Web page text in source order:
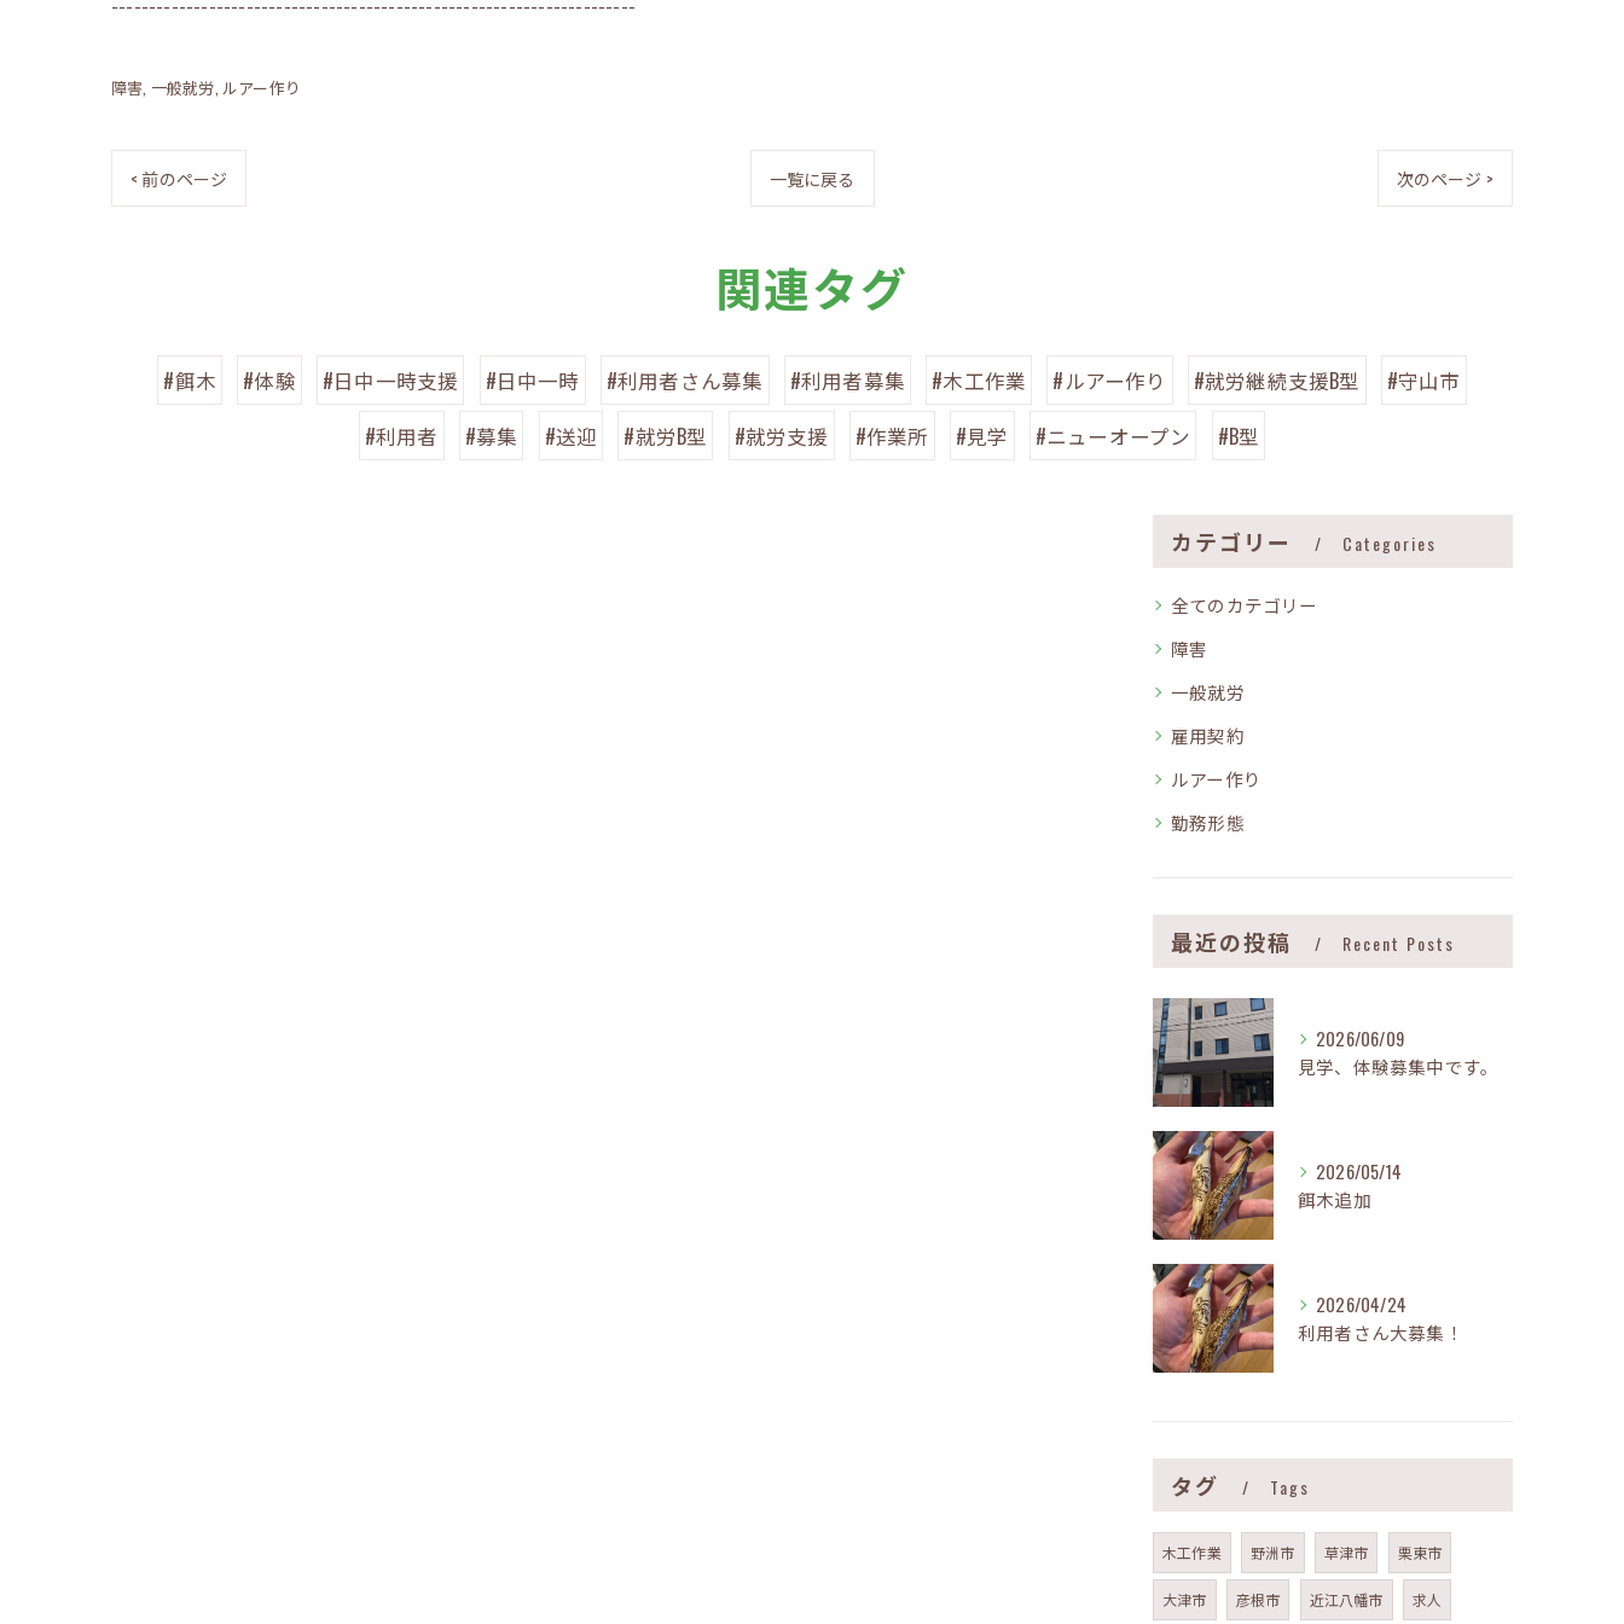
障害 一般就労 ルアー作り
< 前のページ 一覧に戻る 次のページ >
関連タグ
#餌木 #体験 #日中一時支援 #日中一時 #利用者さん募集 #利用者募集 #木工作業 #ルアー作り #就労継続支援B型
#守山市
#利用者
#募集 #送迎 #就労B型 #就労支援 #作業所 #見学 #ニューオープン #B型
カテゴリー Categories
全てのカテゴリー
障害
一般就労
雇用契約
ルアー作り
勤務形態
最近の投稿 Recent Posts
2026/06/09
見学、体験募集中です。
2026/05/14
餌木追加
2026/04/24
利用者さん大募集！
タグ Tags
木工作業 野洲市 草津市 栗東市
大津市 彦根市 近江八幡市 求人